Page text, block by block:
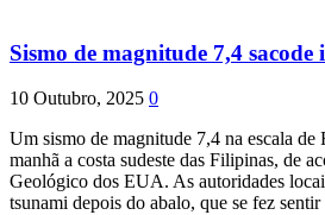
Sismo de magnitude 7,4
10 Outubro, 2025 0
Um sismo de magnitude 7,4 na escala de
manhã a costa sudeste das Filipinas, de
Geológico dos EUA. As autoridades
tsunami depois do abalo, que se fez sentir